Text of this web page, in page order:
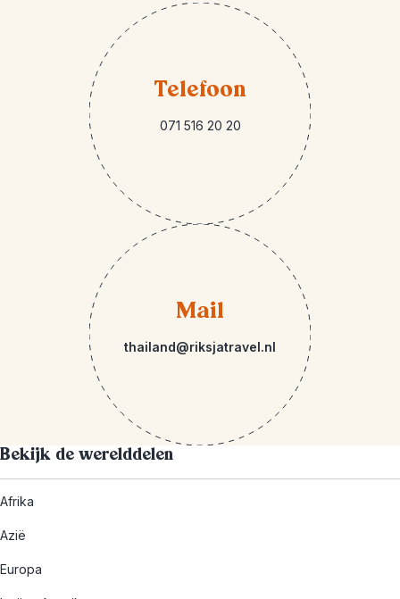
Telefoon
071 516 20 20
Mail
thailand@riksjatravel.nl
Bekijk de werelddelen
Afrika
Azië
Europa